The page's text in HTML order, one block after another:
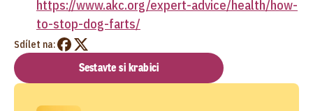
https://www.akc.org/expert-advice/health/how-
to-stop-dog-farts/
Sdílet na:
Sestavte si krabici